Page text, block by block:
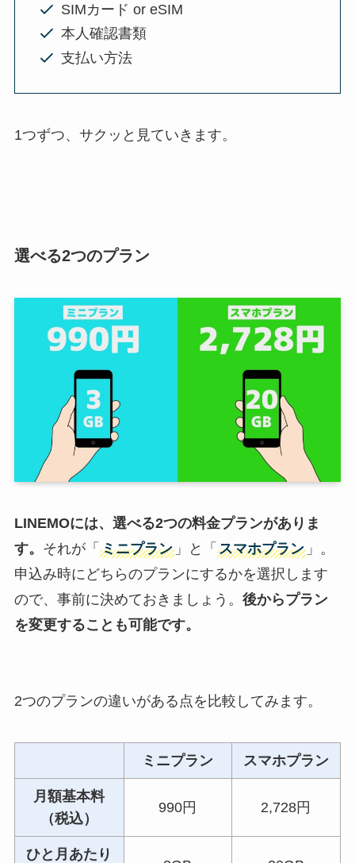
SIMカード or eSIM
本人確認書類
支払い方法
1つずつ、サクッと見ていきます。
選べる2つのプラン
LINEMOには、選べる2つの料金プランがありま
す。 それが「 ミニプラン」と「 スマホプラン」。
申込み時にどちらのプランにするかを選択します
ので、事前に決めておきましょう。 後からプラン
を変更することも可能です。
2つのプランの違いがある点を比較してみます。
ミニプラン スマホプラン
月額基本料
（税込）
990円 2,728円
ひと月あたり